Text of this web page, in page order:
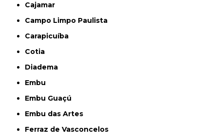
Cajamar
Campo Limpo Paulista
Carapicuíba
Cotia
Diadema
Embu
Embu Guaçú
Embu das Artes
Ferraz de Vasconcelos